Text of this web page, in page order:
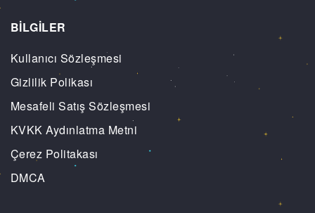
BİLGİLER
Kullanıcı Sözleşmesi
Gizlilik Polikası
Mesafeli Satış Sözleşmesi
KVKK Aydınlatma Metni
Çerez Politakası
DMCA